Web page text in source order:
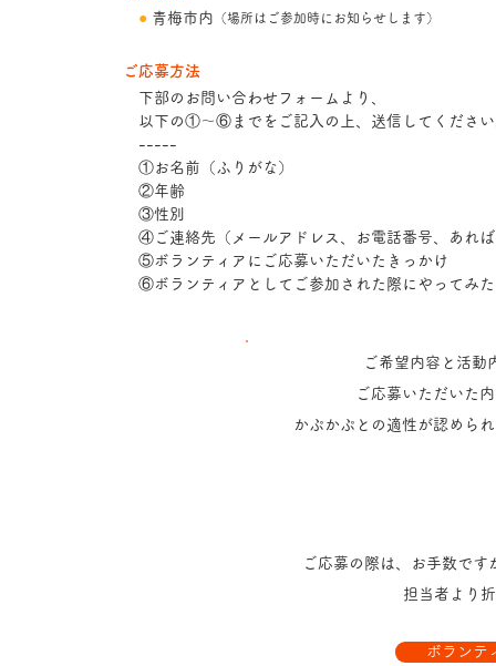
ご応募の際は、お手数で
担当者より
ボランテ
● 青梅市内 （場所はご参加時にお知らせします）
ご応募方法
下部のお問い合わせフォームより、
以下の①〜⑥までをご記入の上、送信してくださ
-----
①お名前（ふりがな）
②年齢
③性別
④ご連絡先（メールアドレス、お電話番号、あれ
⑤ボランティアにご応募いただいたきっかけ
⑥ボランティアとしてご参加された際にやってみ
ご希望内容と活動
ご応募いただいた
かぷかぷとの適性が認めら